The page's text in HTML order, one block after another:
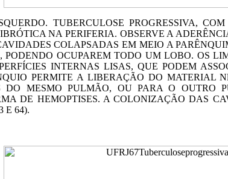
TUBERCULOSE PROGRESSIVA,
NA PERIFERIA. OBSERVE A
COLAPSADAS EM MEIO A
OCUPAREM TODO UM LOBO. OS
INTERNAS LISAS, QUE PODEM
PERMITE A LIBERAÇÃO DO MATERIAL
MESMO PULMÃO, OU PARA O OUTRO
DE HEMOPTISES. A COLONIZAÇÃO DAS
E 64).